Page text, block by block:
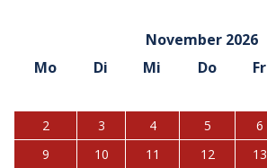
November 2026
Mo
Di Mi Do Fr
2
3 4 5 6
9
10 11 12 13